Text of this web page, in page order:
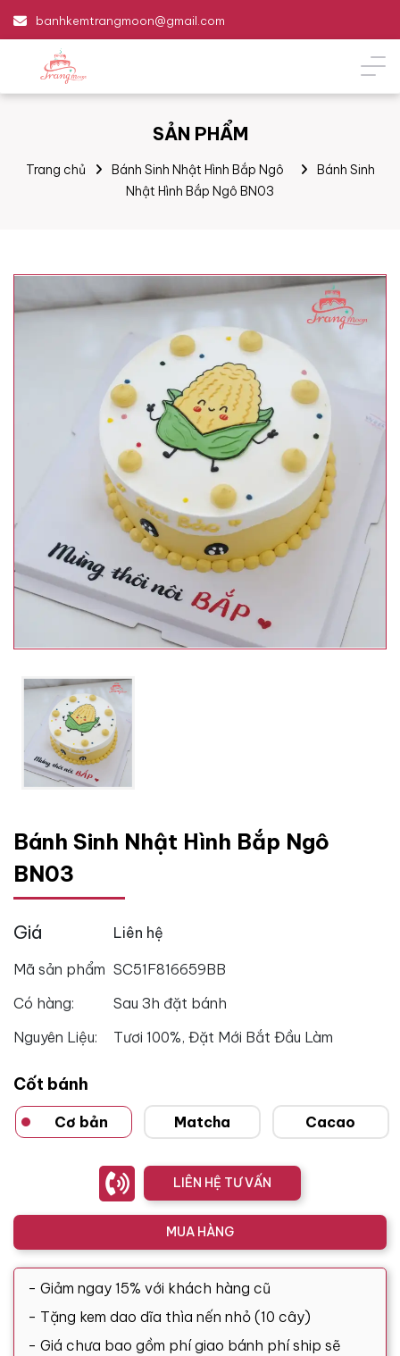
banhkemtrangmoon@gmail.com
SẢN PHẨM
Trang chủ Bánh Sinh Nhật Hình Bắp Ngô
Bánh Sinh
Nhật Hình Bắp Ngô BN03
Bánh Sinh Nhật Hình Bắp Ngô
BN03
Giá Liên hệ
Mã sản phẩm SC51F816659BB
Có hàng:
Sau 3h đặt bánh
Nguyên Liệu:
Tươi 100%, Đặt Mới Bắt Đầu Làm
Cốt bánh
Cơ bản Matcha Cacao
LIÊN HỆ TƯ VẤN
MUA HÀNG
- Giảm ngay 15% với khách hàng cũ
- Tặng kem dao dĩa thìa nến nhỏ (10 cây)
- Giá chưa bao gồm phí giao bánh phí ship sẽ